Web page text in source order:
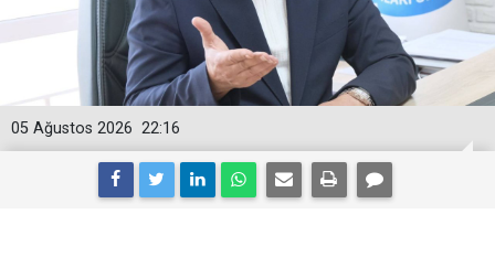
22:16
05 Ağustos 2026